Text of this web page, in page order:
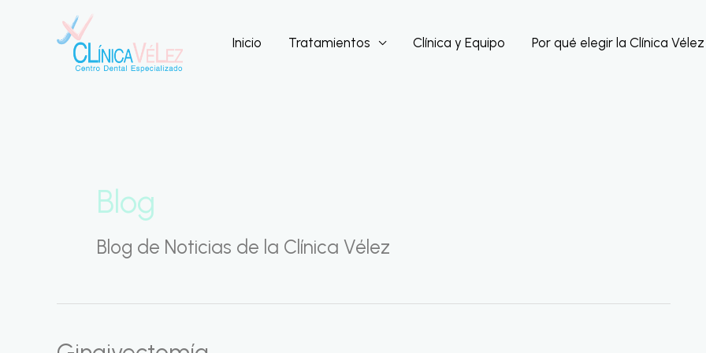
Inicio Tratamientos Clínica y Equipo Por qué elegir la Clínica Vélez
Blog
Blog de Noticias de la Clínica Vélez
Gingivectomía